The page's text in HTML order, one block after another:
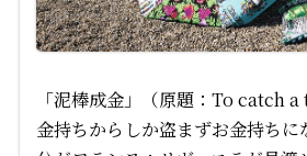
「泥棒成金」（原題：To catch
金持ちからしか盗まずお金持ちに